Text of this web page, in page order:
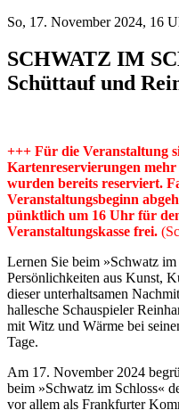
So, 17. November 2024, 16
SCHWATZ IM
Schüttauf und
+++ Für die Veranstaltung
Kartenreservierungen
wurden bereits reserviert.
Veranstaltungsbeginn
pünktlich um 16 Uhr für
Veranstaltungskasse frei.
Lernen Sie beim »Schwatz
Persönlichkeiten aus Kunst,
dieser unterhaltsamen
hallesche Schauspieler
mit Witz und Wärme bei
Tage.
Am 17. November 2024
beim »Schwatz im Schloss«
vor allem als Frankfurter